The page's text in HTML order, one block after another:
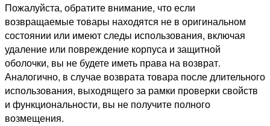
Пожалуйста, обратите внимание, что если
возвращаемые товары находятся не в оригинальном
состоянии или имеют следы использования, включая
удаление или повреждение корпуса и защитной
оболочки, вы не будете иметь права на возврат.
Аналогично, в случае возврата товара после длительного
использования, выходящего за рамки проверки свойств
и функциональности, вы не получите полного
возмещения.